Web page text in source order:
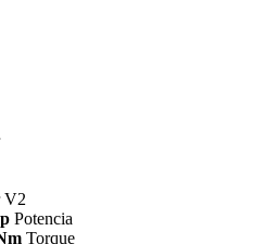
V2
Potencia
Torque